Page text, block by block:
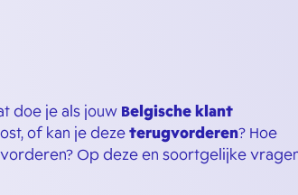
doe je als jouw Belgische klant
of kan je dezeterugvorderen? Hoe
Op deze en soortgelijke